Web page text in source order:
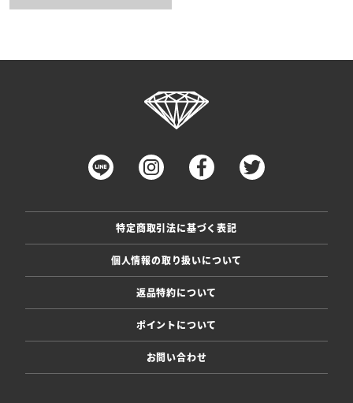
特定商取引法に基づく表記
個人情報の取り扱いについて
返品特約について
ポイントについて
お問い合わせ